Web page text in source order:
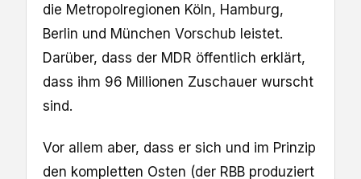
die Metropolregionen Köln, Hamburg,
Berlin und München Vorschub leistet.
Darüber, dass der MDR öffentlich erklärt,
dass ihm 96 Millionen Zuschauer wurscht
sind.
Vor allem aber, dass er sich und im Prinzip
den kompletten Osten (der RBB produziert